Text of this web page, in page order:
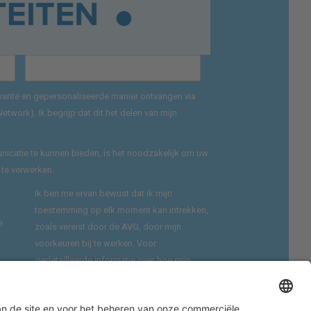
en gepersonaliseerde manier ontvangen via
Ik begrijp dat dit het delen van mijn
te kunnen bieden, is het noodzakelijk om uw
verwerken.
Ik ben me ervan bewust dat ik mijn
toestemming op elk moment kan intrekken,
zoals vereist door de AVG, door mijn
voorkeuren bij te werken. Voor
gedetailleerde informatie over hoe mijn